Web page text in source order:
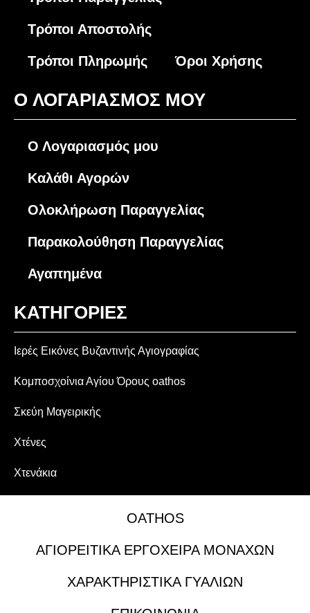
Τρόποι Αποστολής
Τρόποι Πληρωμής Όροι Χρήσης
O ΛΟΓΑΡΙΑΣΜΟΣ ΜΟΥ
Ο Λογαριασμός μου
Καλάθι Αγορών
Ολοκλήρωση Παραγγελίας
Παρακολούθηση Παραγγελίας
Αγαπημένα
ΚΑΤΗΓΟΡΙΕΣ
Ιερές Εικόνες Βυζαντινής Αγιογραφίας
Κομποσχοίνια Αγίου Όρους oathos
Σκεύη Μαγειρικής
Χτένες
Χτενάκια
OATHOS
ΑΓΙΟΡΕΙΤΙΚΑ ΕΡΓΟΧΕΙΡΑ ΜΟΝΑΧΩΝ
ΧΑΡΑΚΤΗΡΙΣΤΙΚΑ ΓΥΑΛΙΩΝ